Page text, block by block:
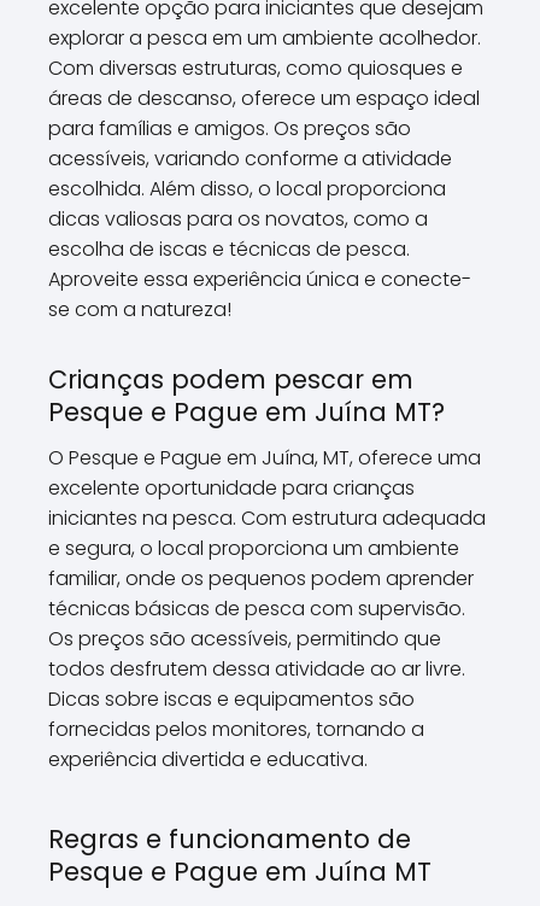
excelente opção para iniciantes que desejam
explorar a pesca em um ambiente acolhedor.
Com diversas estruturas, como quiosques e
áreas de descanso, oferece um espaço ideal
para famílias e amigos. Os preços são
acessíveis, variando conforme a atividade
escolhida. Além disso, o local proporciona
dicas valiosas para os novatos, como a
escolha de iscas e técnicas de pesca.
Aproveite essa experiência única e conecte-
se com a natureza!
Crianças podem pescar em
Pesque e Pague em Juína MT?
O Pesque e Pague em Juína, MT, oferece uma
excelente oportunidade para crianças
iniciantes na pesca. Com estrutura adequada
e segura, o local proporciona um ambiente
familiar, onde os pequenos podem aprender
técnicas básicas de pesca com supervisão.
Os preços são acessíveis, permitindo que
todos desfrutem dessa atividade ao ar livre.
Dicas sobre iscas e equipamentos são
fornecidas pelos monitores, tornando a
experiência divertida e educativa.
Regras e funcionamento de
Pesque e Pague em Juína MT